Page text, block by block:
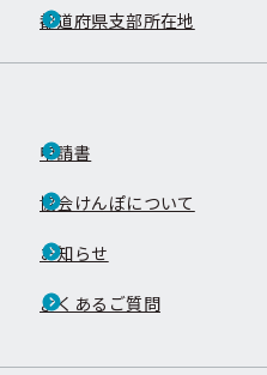
都道府県支部所在地
申請書
協会けんぽについて
お知らせ
よくあるご質問